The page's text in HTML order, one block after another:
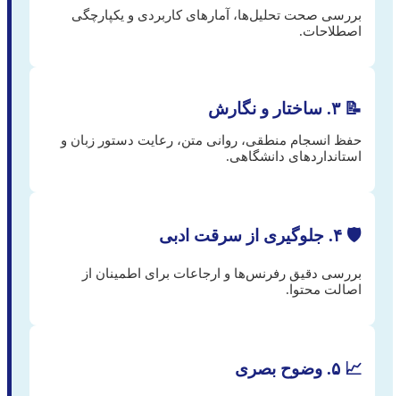
بررسی صحت تحلیل‌ها، آمارهای کاربردی و یکپارچگی
اصطلاحات.
📝 ۳. ساختار و نگارش
حفظ انسجام منطقی، روانی متن، رعایت دستور زبان و
استانداردهای دانشگاهی.
🛡️ ۴. جلوگیری از سرقت ادبی
بررسی دقیق رفرنس‌ها و ارجاعات برای اطمینان از
اصالت محتوا.
📈 ۵. وضوح بصری